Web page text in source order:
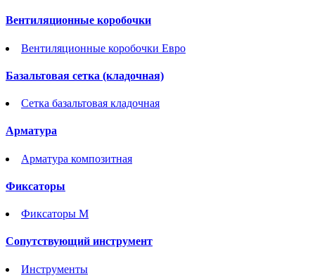
Вентиляционные коробочки
Вентиляционные коробочки Евро
Базальтовая сетка (кладочная)
Сетка базальтовая кладочная
Арматура
Арматура композитная
Фиксаторы
Фиксаторы М
Сопутствующий инструмент
Инструменты